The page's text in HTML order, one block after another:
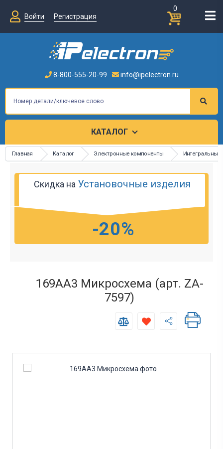
0
Войти
Регистрация
8-800-555-20-99 info@ipelectron.ru
КАТАЛОГ
Главная Каталог Электронные компоненты Интегральные
Скидка на Установочные изделия
-20%
169АА3 Микросхема (арт. ZA-
7597)